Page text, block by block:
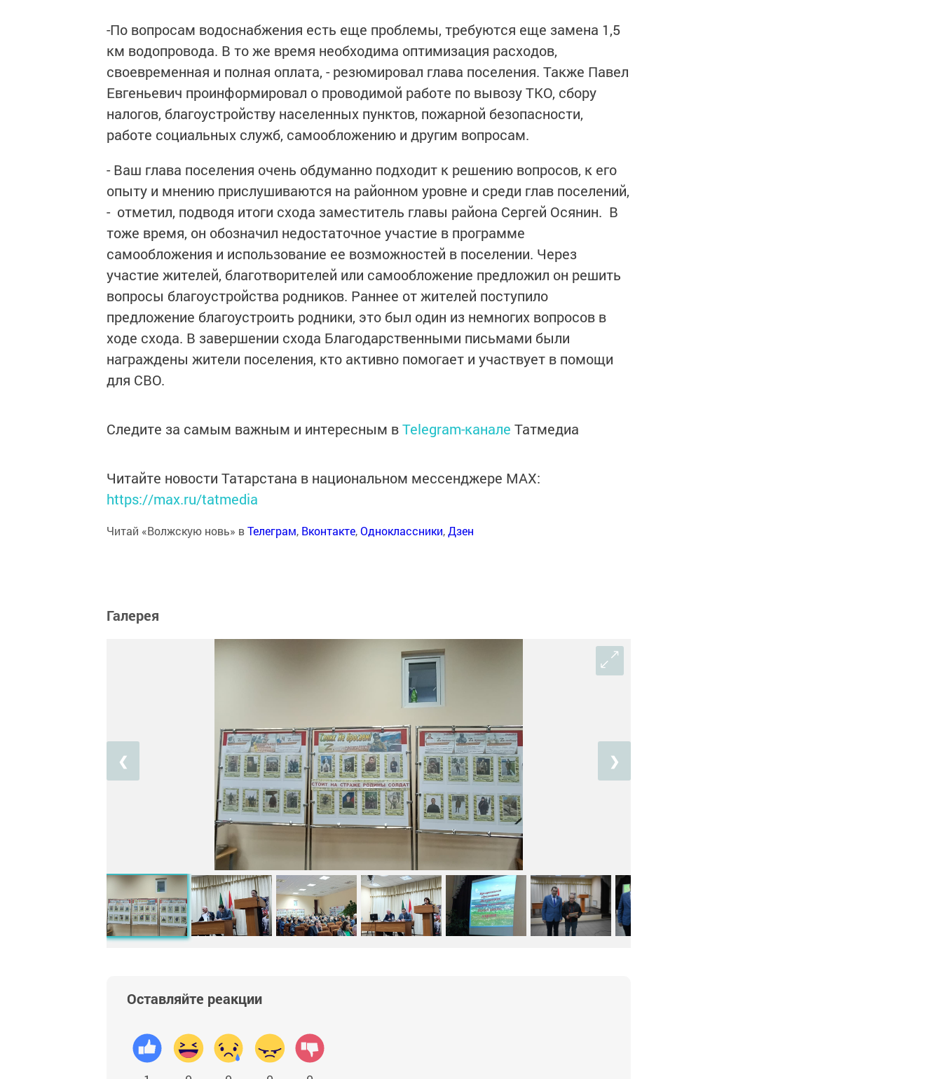
-По вопросам водоснабжения есть еще проблемы, требуются еще замена 1,5
км водопровода. В то же время необходима оптимизация расходов,
своевременная и полная оплата, - резюмировал глава поселения. Также Павел
Евгеньевич проинформировал о проводимой работе по вывозу ТКО, сбору
налогов, благоустройству населенных пунктов, пожарной безопасности,
работе социальных служб, самообложению и другим вопросам.
- Ваш глава поселения очень обдуманно подходит к решению вопросов, к его
опыту и мнению прислушиваются на районном уровне и среди глав поселений,
- отметил, подводя итоги схода заместитель главы района Сергей Осянин. В
тоже время, он обозначил недостаточное участие в программе
самообложения и использование ее возможностей в поселении. Через
участие жителей, благотворителей или самообложение предложил он решить
вопросы благоустройства родников. Раннее от жителей поступило
предложение благоустроить родники, это был один из немногих вопросов в
ходе схода. В завершении схода Благодарственными письмами были
награждены жители поселения, кто активно помогает и участвует в помощи
для СВО.
Следите за самым важным и интересным вTelegram-канале Татмедиа
Читайте новости Татарстана в национальном мессенджере MАХ:
https://max.ru/tatmedia
Читай «Волжскую новь» вТелеграм, Вконтакте,Одноклассники,Дзен
Галерея
❮ ❯
Оставляйте реакции